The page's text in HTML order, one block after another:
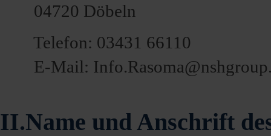
04720 Döbeln
Telefon: 03431 66110
E-Mail:
II.Name und Anschrift